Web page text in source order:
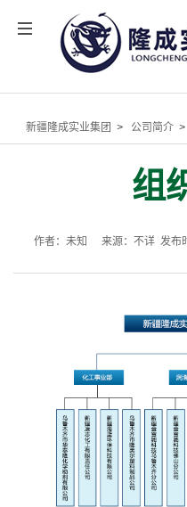
新疆隆成实业集团 > 公司简介 >
组
作者：未知 来源：不详发布